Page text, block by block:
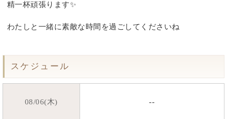
精一杯頑張ります✨
わたしと一緒に素敵な時間を過ごしてくださいね
スケジュール
08/06(木) --